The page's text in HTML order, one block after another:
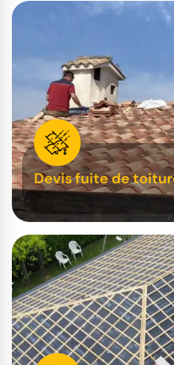
Devis fuite de